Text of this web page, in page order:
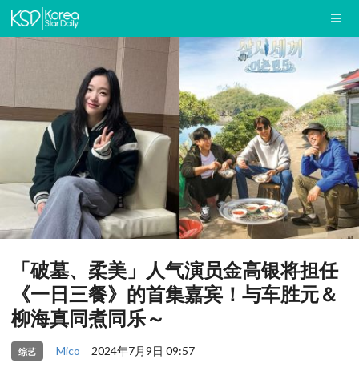
「破墓、柔美」人气演员金高银将担任
《一日三餐》的首集嘉宾！与车胜元＆
柳海真同煮同乐～
综艺 Mico 2024年7月9日 09:57